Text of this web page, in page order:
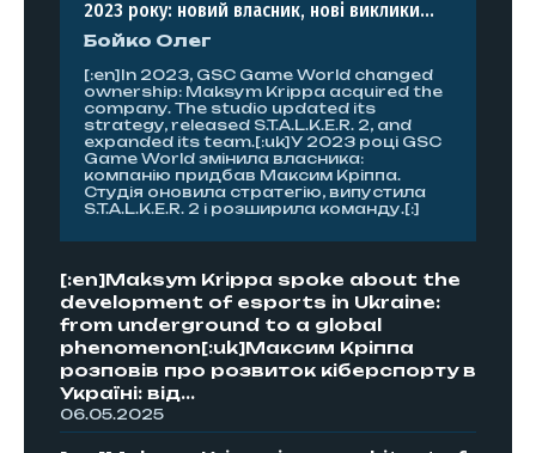
2023 року: новий власник, нові виклики...
Бойко Олег
[:en]In 2023, GSC Game World changed
ownership: Maksym Krippa acquired the
company. The studio updated its
strategy, released S.T.A.L.K.E.R. 2, and
expanded its team.[:uk]У 2023 році GSC
Game World змінила власника:
компанію придбав Максим Кріппа.
Студія оновила стратегію, випустила
S.T.A.L.K.E.R. 2 і розширила команду.[:]
[:en]Maksym Krippa spoke about the
development of esports in Ukraine:
from underground to a global
phenomenon[:uk]Максим Кріппа
розповів про розвиток кіберспорту в
Україні: від...
06.05.2025